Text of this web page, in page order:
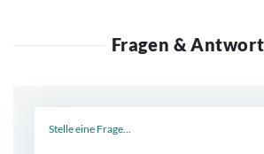
Fragen &